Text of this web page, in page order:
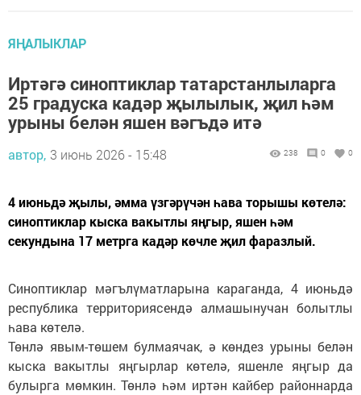
ЯҢАЛЫКЛАР
Иртәгә синоптиклар татарстанлыларга
25 градуска кадәр җылылык, җил һәм
урыны белән яшен вәгъдә итә
автор, 3 июнь 2026 - 15:48 238 0 0
4 июньдә җылы, әмма үзгәрүчән һава торышы көтелә:
синоптиклар кыска вакытлы яңгыр, яшен һәм
секундына 17 метрга кадәр көчле җил фаразлый.
Синоптиклар мәгълүматларына караганда, 4 июньдә
республика территориясендә алмашынучан болытлы
һава көтелә.
Төнлә явым-төшем булмаячак, ә көндез урыны белән
кыска вакытлы яңгырлар көтелә, яшенле яңгыр да
булырга мөмкин. Төнлә һәм иртән кайбер районнарда